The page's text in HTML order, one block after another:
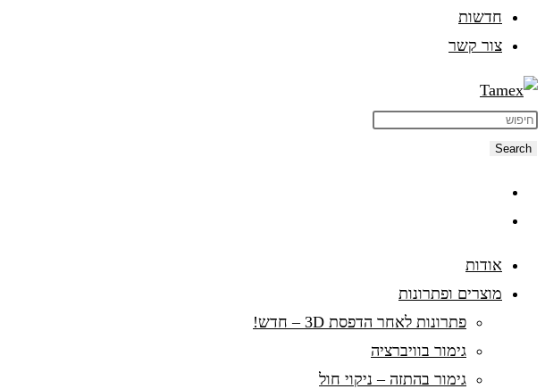
חדשות
צור קשר
Search
אודות
מוצרים ופתרונות
פתרונות לאחר הדפסת 3D – חדש!
גימור בוויברציה
גימור בהתזה – ניקוי חול